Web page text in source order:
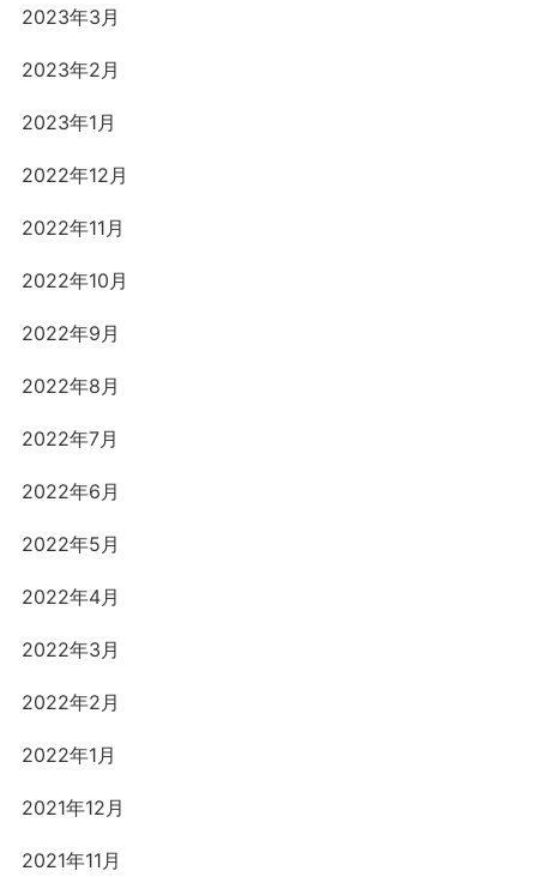
2023年3月
2023年2月
2023年1月
2022年12月
2022年11月
2022年10月
2022年9月
2022年8月
2022年7月
2022年6月
2022年5月
2022年4月
2022年3月
2022年2月
2022年1月
2021年12月
2021年11月